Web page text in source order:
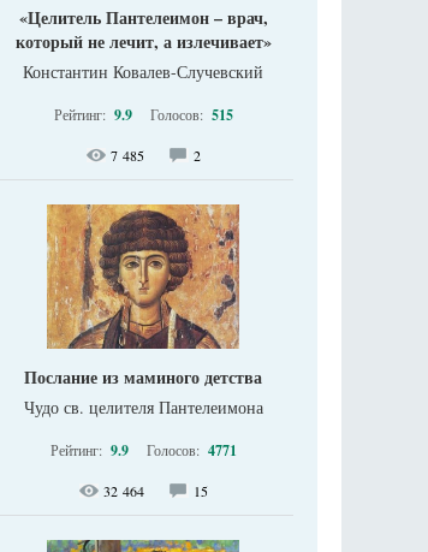
«Целитель Пантелеимон – врач,
который не лечит, а излечивает»
Константин Ковалев-Случевский
Рейтинг: 9.9 Голосов: 515
7 485 2
Послание из маминого детства
Чудо св. целителя Пантелеимона
Рейтинг: 9.9 Голосов: 4771
32 464 15